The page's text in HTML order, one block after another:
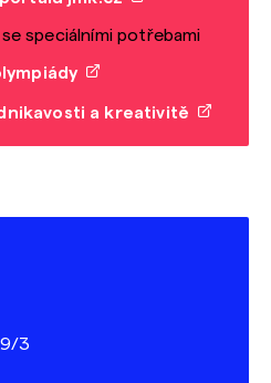
speciálními potřebami
a kreativitě
3